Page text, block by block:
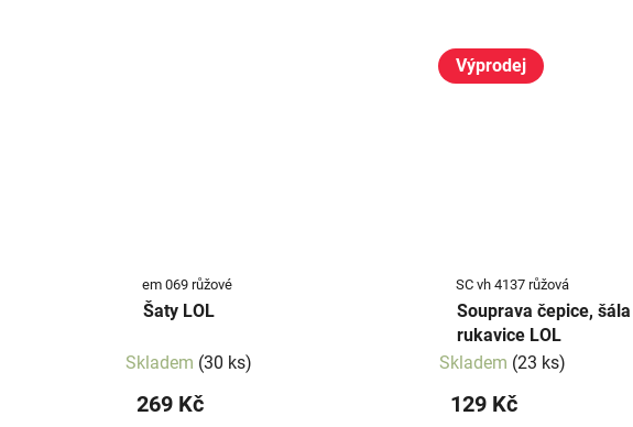
em 069 růžové
Šaty LOL
Skladem (30 ks)
269 Kč
Výprodej
SC vh 4137 růžová
Souprava čepice, šála a
rukavice LOL
Skladem (23 ks)
129 Kč